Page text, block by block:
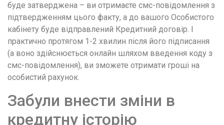
буде затверджена – ви отримаєте смс-повідомлення з
підтвердженням цього факту, а до вашого Особистого
кабінету буде відправлений Кредитний договір. І
практично протягом 1-2 хвилин після його підписання
(а воно здійснюється онлайн шляхом введення коду з
смс-повідомлення), ви зможете отримати гроші на
особистий рахунок.
Забули внести зміни в
кредитну історію